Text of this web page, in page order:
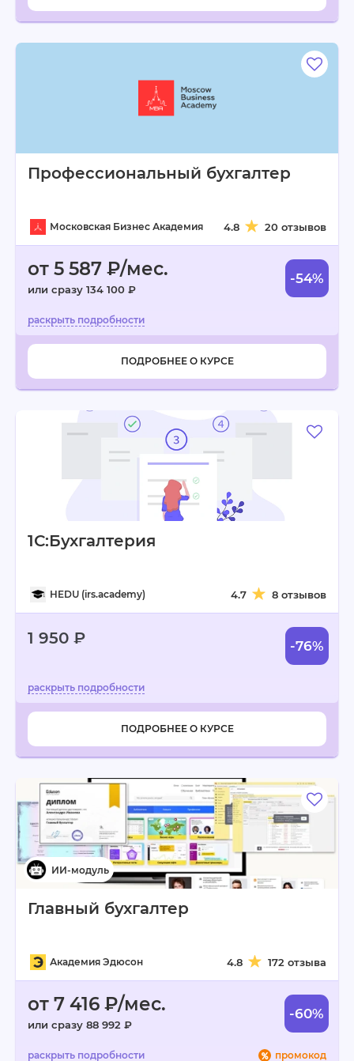
Профессиональный бухгалтер
Московская Бизнес Академия 4.8 20 отзывов
от 5 587 ₽/мес.
или сразу 134 100 ₽
-54%
ПОДРОБНЕЕ О КУРСЕ
1С:Бухгалтерия
HEDU (irs.academy) 4.7 8 отзывов
1 950 ₽ -76%
ПОДРОБНЕЕ О КУРСЕ
Главный бухгалтер
Академия Эдюсон 4.8 172 отзыва
от 7 416 ₽/мес.
или сразу 88 992 ₽
-60%
промокод